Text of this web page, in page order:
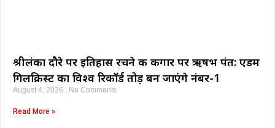
श्रीलंका दौरे पर इतिहास रचने की कगार पर ऋषभ पंत: एडम
गिलक्रिस्ट का विश्व रिकॉर्ड तोड़ बन जाएंगे नंबर-1
August 4, 2026 No Comments
Read More »